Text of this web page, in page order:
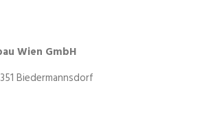
Wien GmbH
Biedermannsdorf